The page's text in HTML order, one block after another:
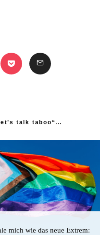
talk taboo“…
mich wie das neue Extrem: